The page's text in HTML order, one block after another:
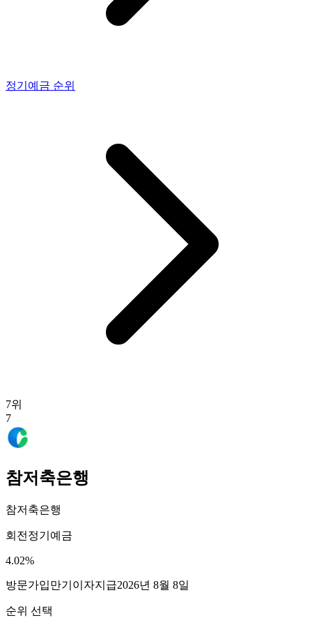
정기예금 순위
7위
7
참저축은행
참저축은행
회전정기예금
4.02%
방문가입만기이자지급2026년 8월 8일
순위 선택